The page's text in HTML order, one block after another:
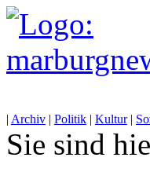
| Archiv | Politik | Kultur|
Sie sind